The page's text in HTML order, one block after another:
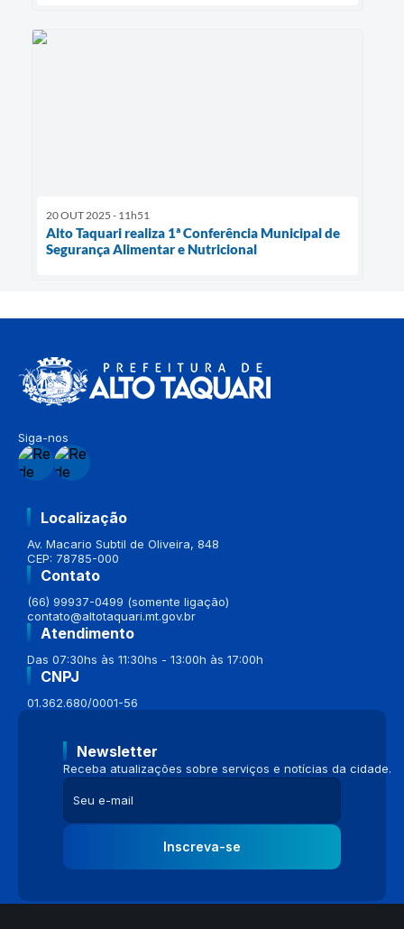
20 OUT 2025 - 11h51
Alto Taquari realiza 1ª Conferência Municipal de
Segurança Alimentar e Nutricional
Siga-nos
Localização
Av. Macario Subtil de Oliveira, 848
CEP: 78785-000
Contato
(66) 99937-0499 (somente ligação)
contato@altotaquari.mt.gov.br
Atendimento
Das 07:30hs às 11:30hs - 13:00h às 17:00h
CNPJ
01.362.680/0001-56
Newsletter
Receba atualizações sobre serviços e notícias da cidade.
Inscreva-se